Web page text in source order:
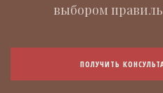
выбором
ПОЛУЧИТЬ